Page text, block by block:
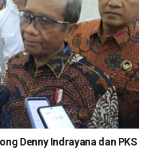
Denny Indrayana dan PKS